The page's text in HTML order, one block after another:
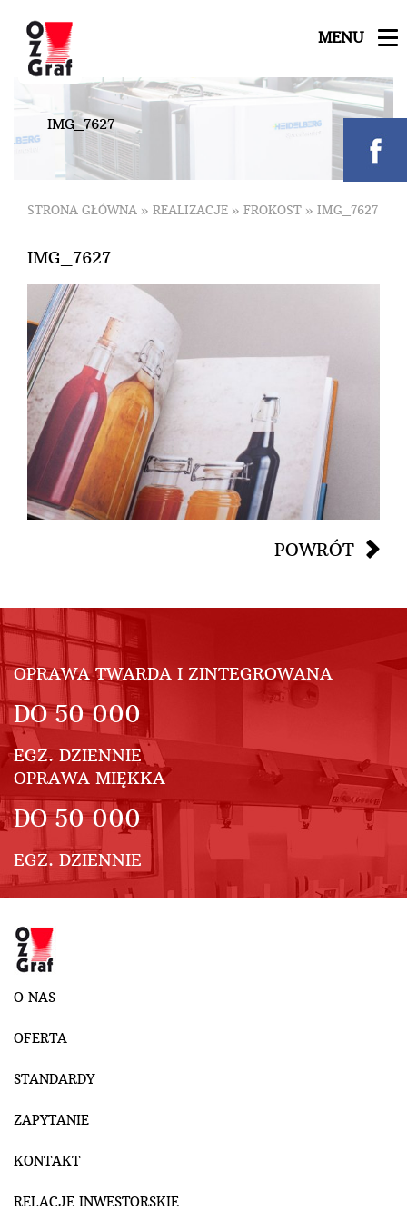
MENU
IMG_7627
STRONA GŁÓWNA » REALIZACJE » FROKOST » IMG_7627
IMG_7627
POWRÓT
OPRAWA TWARDA I ZINTEGROWANA
DO50 000
EGZ. DZIENNIE
OPRAWA MIĘKKA
DO50 000
EGZ. DZIENNIE
O NAS
OFERTA
STANDARDY
ZAPYTANIE
KONTAKT
RELACJE INWESTORSKIE